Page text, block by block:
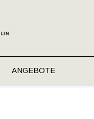
ANGEBOTE